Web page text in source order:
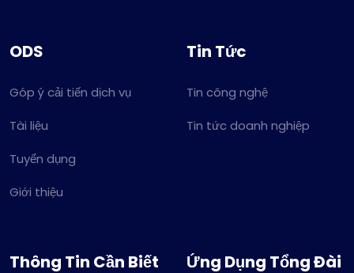
ODS
Góp ý cải tiến dịch vụ
Tài liệu
Tuyển dụng
Giới thiệu
Tin Tức
Tin công nghệ
Tin tức doanh nghiệp
Thông Tin Cần Biết
Ứng Dụng Tổng Đài